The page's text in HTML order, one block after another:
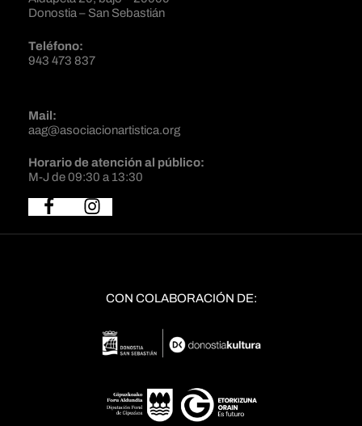
Donostia – San Sebastián
Teléfono:
943 473 837
Mail:
aag@asociacionartistica.org
Horario de atención al público:
M-J de 09:30 a 13:30
CON COLABORACIÓN DE: